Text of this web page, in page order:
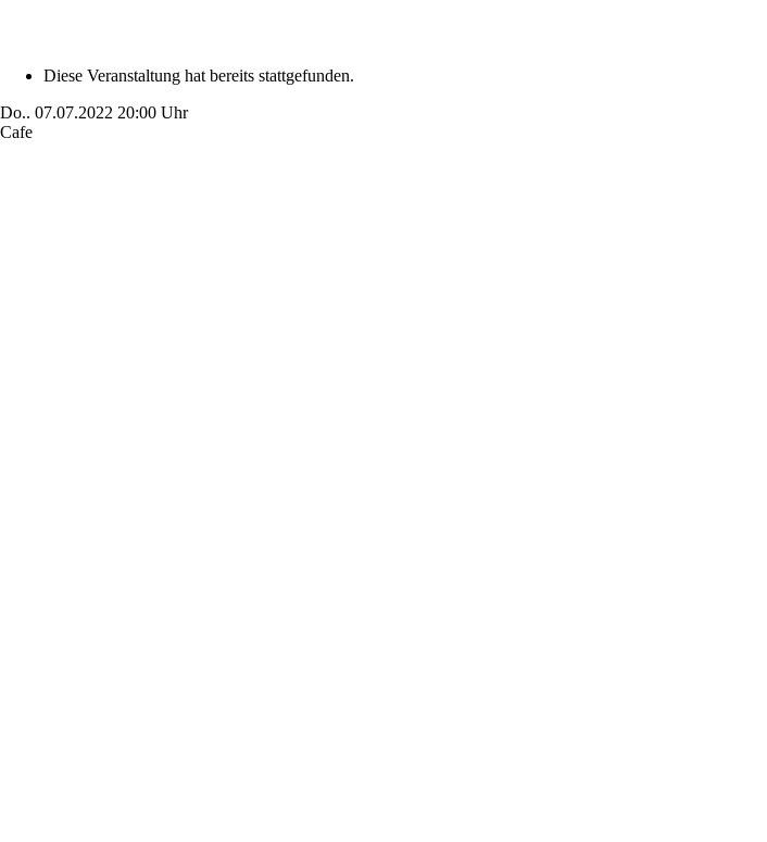
Diese Veranstaltung hat bereits stattgefunden.
Do.. 07.07.2022 20:00 Uhr
Cafe